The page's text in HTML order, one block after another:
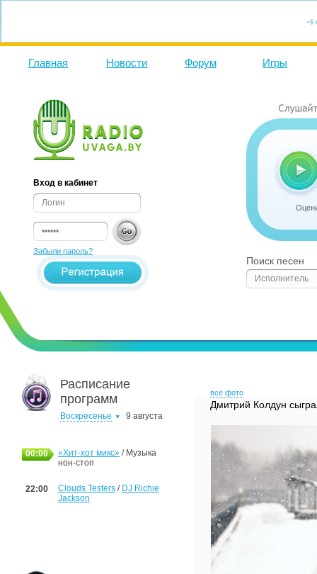
Главная Новости Форум Игры
Вход в кабинет
Забыли пароль?
Расписание
программ
Воскресенье 9 августа
00:00 «Хит-хот микс» / Музыка
нон-стоп
22:00 Clouds Testers / DJ Richie
Jackson
Поиск песен
все фото
Дмитрий Колдун